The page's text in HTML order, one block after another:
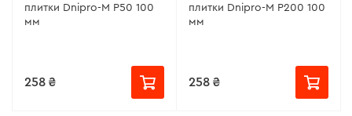
плитки Dnipro-M Р50 100
мм
258 ₴
плитки Dnipro-M Р200 100
мм
258 ₴